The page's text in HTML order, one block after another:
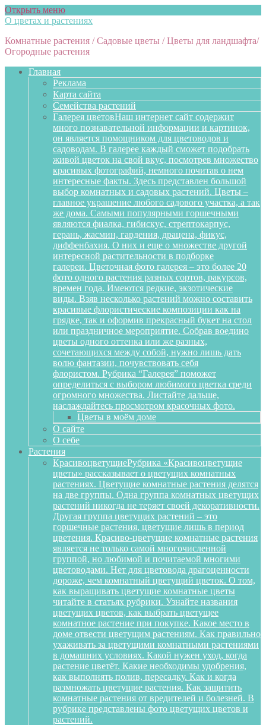
Открыть меню
О цветах и растениях
Комнатные растения / Садовые цветы / Цветы для ландшафта/
Огородные растения
Главная
Реклама
Карта сайта
Семейства растений
Галерея цветовНаш интернет сайт содержит
много познавательной информации и картинок,
он является помощником для цветоводов и
садоводам. В галерее каждый сможет подобрать
живой цветок на свой вкус, посмотрев множество
красивых фотографий, немного почитав о нем
интересные факты. Здесь представлен большой
выбор комнатных и садовых растений. Цветы –
главное украшение любого садового участка, а так
же дома. Самыми популярными горшечными
являются фиалка, гибискус, стрептокарпус,
герань, жасмин, гардения, драцена, фикус,
диффенбахия. О них и еще о множестве другой
интересной растительности в подборке
галереи. Цветочная фото галерея – это более 20
фото одного растения разных сортов, ракурсов,
времен года. Имеются редкие, экзотические
виды. Взяв несколько растений можно составить
красивые флористические композиции как на
грядке, так и оформив прекрасный букет на стол
или праздничное мероприятие. Собрав воедино
цветы одного оттенка или же разных,
сочетающихся между собой, нужно лишь дать
волю фантазии, почувствовать себя
флористом. Рубрика “Галерея” поможет
определиться с выбором любимого цветка среди
огромного множества. Листайте дальше,
наслаждайтесь просмотром красочных фото.
Цветы в моём доме
О сайте
О себе
Растения
КрасивоцветущиеРубрика «Красивоцветущие
цветы» рассказывает о цветущих комнатных
растениях. Цветущие комнатные растения делятся
на две группы. Одна группа комнатных цветущих
растений никогда не теряет своей декоративности.
Другая группа цветущих растений – это
горшечные растения, цветущие лишь в период
цветения. Красиво-цветущие комнатные растения
является не только самой многочисленной
группой, но любимой и почитаемой многими
цветоводами. Нет для цветовода драгоценности
дороже, чем комнатный цветущий цветок. О том,
как выращивать цветущие комнатные цветы
читайте в статьях рубрики. Узнайте названия
цветущих цветов, как выбрать цветущее
комнатное растение при покупке. Какое место в
доме отвести цветущим растениям. Как правильно
ухаживать за цветущими комнатными растениями
в домашних условиях. Какой нужен уход, когда
растение цветёт. Какие необходимы удобрения,
как выполнять полив, пересадку. Как и когда
размножать цветущие растения. Как защитить
комнатные растения от вредителей и болезней. В
рубрике представлены фото цветущих цветов и
растений.